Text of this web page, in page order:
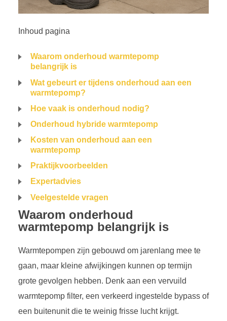
Inhoud pagina
Waarom onderhoud warmtepomp
belangrijk is
Wat gebeurt er tijdens onderhoud aan een
warmtepomp?
Hoe vaak is onderhoud nodig?
Onderhoud hybride warmtepomp
Kosten van onderhoud aan een
warmtepomp
Praktijkvoorbeelden
Expertadvies
Veelgestelde vragen
Waarom onderhoud
warmtepomp belangrijk is
Warmtepompen zijn gebouwd om jarenlang mee te
gaan, maar kleine afwijkingen kunnen op termijn
grote gevolgen hebben. Denk aan een vervuild
warmtepomp filter, een verkeerd ingestelde bypass of
een buitenunit die te weinig frisse lucht krijgt.